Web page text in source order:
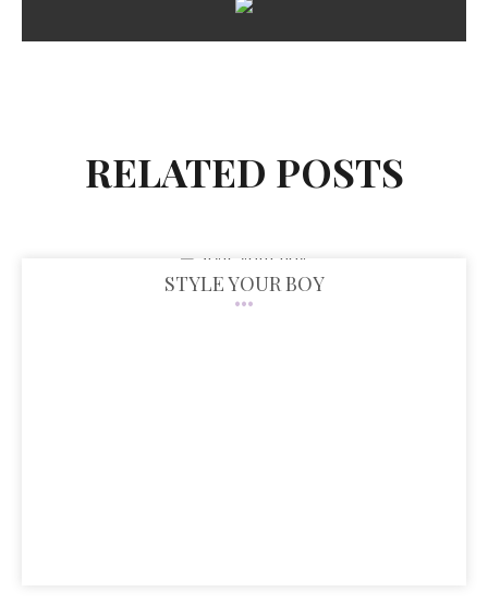
RELATED POSTS
STYLE YOUR BOY